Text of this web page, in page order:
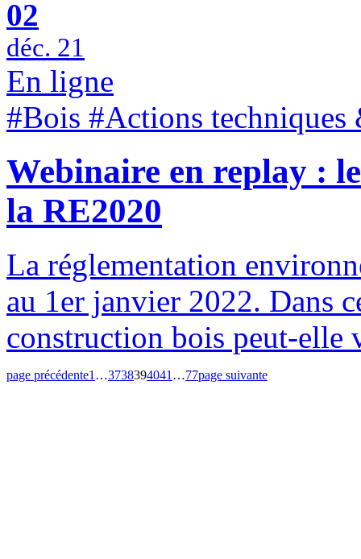
02
déc. 21
En ligne
#Bois #Actions techniques
Webinaire en replay :
la RE2020
La réglementation
au 1er janvier 2022. Dans
construction bois peut-elle
page précédente1 …3738394041 …77page suivante